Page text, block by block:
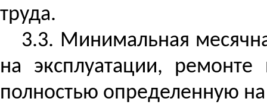
труда.
3.3. Минимальная
на эксплуатации, ремонте
полностью определенную